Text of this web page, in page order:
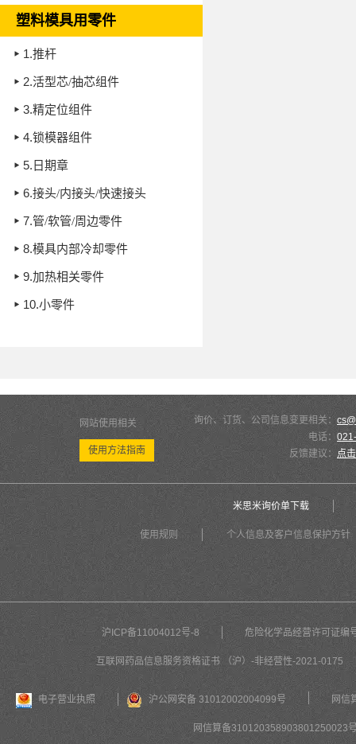
塑料模具用零件
1.推杆
2.活型芯/抽芯组件
3.精定位组件
4.锁模器组件
5. 日期章
6.接头/内接头/快速接头
7.管/软管/周边零件
8.模具内部冷却零件
9.加热相关零件
10.小零件